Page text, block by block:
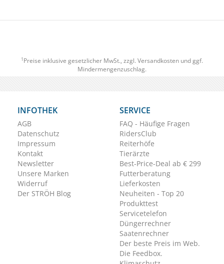
1 Preise inklusive gesetzlicher MwSt., zzgl. Versandkosten und ggf.
Mindermengenzuschlag.
INFOTHEK
AGB
Datenschutz
Impressum
Kontakt
Newsletter
Unsere Marken
Widerruf
Der STRÖH Blog
SERVICE
FAQ - Häufige Fragen
RidersClub
Reiterhöfe
Tierärzte
Best-Price-Deal ab € 299
Futterberatung
Lieferkosten
Neuheiten - Top 20
Produkttest
Servicetelefon
Düngerrechner
Saatenrechner
Der beste Preis im Web.
Die Feedbox.